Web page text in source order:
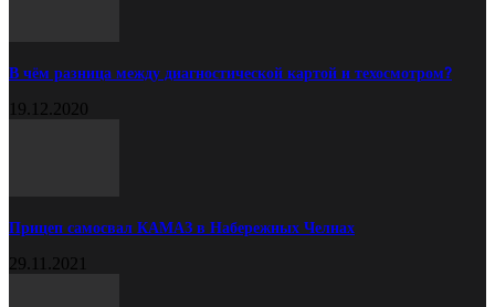
В чём разница между диагностической картой и техосмотром?
19.12.2020
Прицеп самосвал КАМАЗ в Набережных Челнах
29.11.2021